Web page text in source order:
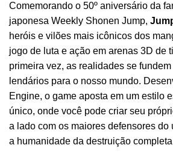
Comemorando o 50º aniversário da
japonesa Weekly Shonen Jump,
heróis e vilões mais icônicos dos
jogo de luta e ação em arenas 3D de
primeira vez, as realidades se
lendários para o nosso mundo.
Engine, o game aposta em um estilo
único, onde você pode criar seu
a lado com os maiores defensores do
a humanidade da destruição